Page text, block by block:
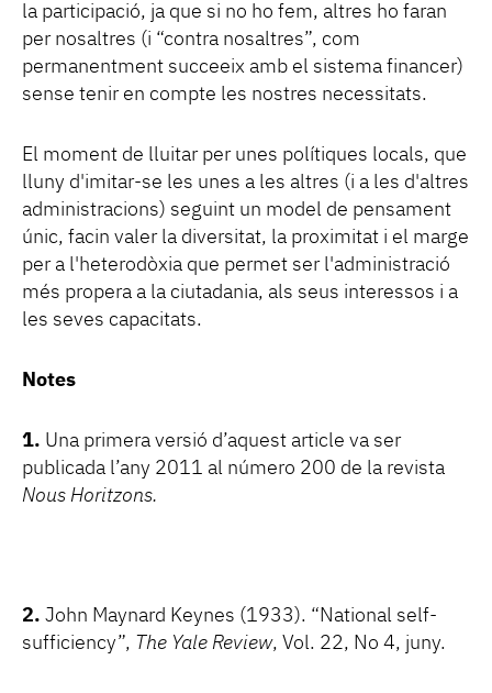
la participació, ja que si no ho fem, altres ho faran
per nosaltres (i “contra nosaltres”, com
permanentment succeeix amb el sistema financer)
sense tenir en compte les nostres necessitats.
El moment de lluitar per unes polítiques locals, que
lluny d'imitar-se les unes a les altres (i a les d'altres
administracions) seguint un model de pensament
únic, facin valer la diversitat, la proximitat i el marge
per a l'heterodòxia que permet ser l'administració
més propera a la ciutadania, als seus interessos i a
les seves capacitats.
Notes
1. Una primera versió d’aquest article va ser
publicada l’any 2011 al número 200 de la revista
Nous Horitzons.
2. John Maynard Keynes (1933). “National self-
sufficiency”, The Yale Review, Vol. 22, No 4, juny.